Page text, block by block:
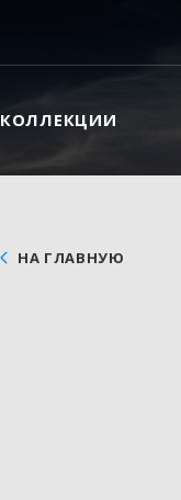
КОЛЛЕКЦИИ
НА ГЛАВНУЮ